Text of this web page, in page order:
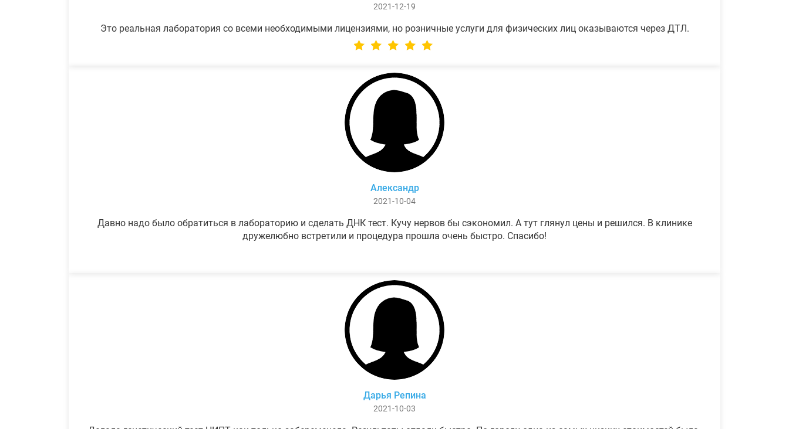
2021-12-19
Это реальная лаборатория со всеми необходимыми лицензиями, но розничные услуги для физических лиц оказываются через ДТЛ.
Александр
2021-10-04
Давно надо было обратиться в лабораторию и сделать ДНК тест. Кучу нервов бы сэкономил. А тут глянул цены и решился. В клинике
дружелюбно встретили и процедура прошла очень быстро. Спасибо!
Дарья Репина
2021-10-03